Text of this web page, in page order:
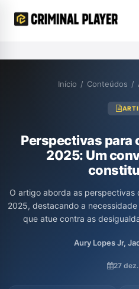
Início / Conteúdos /
Perspectivas para
2025: Um
O artigo aborda as perspectivas
2025, destacando a
que atue contra as
populações vulneráveis. A
fundamentais e a construção
Aury Lopes Jr,
27